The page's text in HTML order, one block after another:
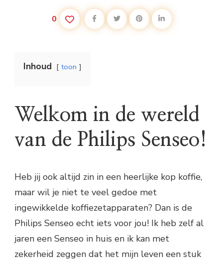
0
Inhoud toon
Welkom in de wereld
van de Philips Senseo!
Heb jij ook altijd zin in een heerlijke kop koffie,
maar wil je niet te veel gedoe met
ingewikkelde koffiezetapparaten? Dan is de
Philips Senseo echt iets voor jou! Ik heb zelf al
jaren een Senseo in huis en ik kan met
zekerheid zeggen dat het mijn leven een stuk